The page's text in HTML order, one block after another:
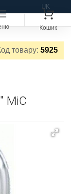
UK
Кошик
товару: 5925
MiC